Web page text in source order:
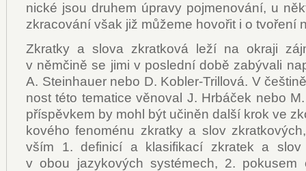
nic­ké jsou dru­hem úpra­vy po­jme­no­vá­ní, u
zkra­co­vá­ní však již mů­že­me ho­vo­řit i o tvo­ře­ní
Zkrat­ky a slo­va zkrat­ko­vá le­ží na okra­ji
v něm­či­ně se ji­mi v po­sled­ní do­bě za­bý­va­li
A. Steinhauer ne­bo D. Kob­ler-Trillo­vá. V
nost té­to te­ma­ti­ce vě­no­val J. Hr­bá­ček ne­bo
pří­spěv­kem by mohl být uči­něn dal­ší krok ve
ko­vé­ho fe­no­mé­nu zkrat­ky a slov
vším 1. de­fi­ni­cí a kla­si­fi­ka­cí zkra­tek a slov
v obou ja­zy­ko­vých sys­té­mech, 2. po­ku­sem